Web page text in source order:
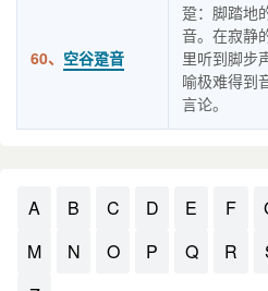
60、 空谷跫音
跫：脚踏地
音。在寂静
里听到脚步
喻极难得到
言论。
A B C D E F
M
N O P Q R